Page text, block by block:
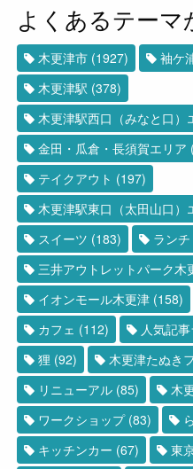
よくあるテーマ
木更津市 (1927) 袖ケ
木更津駅 (378)
木更津駅西口（みなと口）
金田・瓜倉・長須賀エリア
テイクアウト (197)
木更津駅東口（太田山口）
スイーツ (183) ランチ
三井アウトレットパーク木
イオンモール木更津 (158)
カフェ (112) 人気記
狸 (92) 木更津たぬき
リニューアル (85) 木
ワークショップ(83)
キッチンカー (67) 東